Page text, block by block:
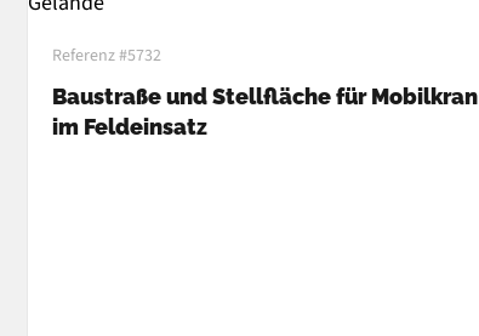
Referenz #5732
Baustraße und Stellfläche für Mobilkran
im Feldeinsatz